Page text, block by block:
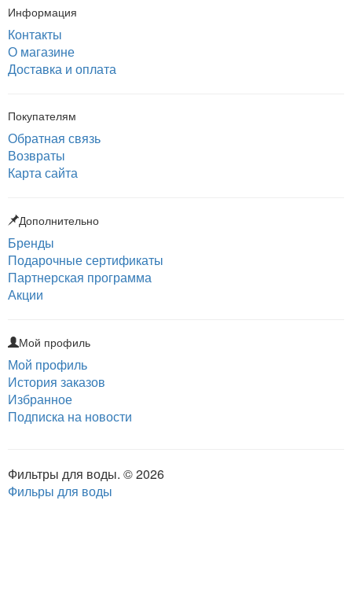
Информация
Контакты
О магазине
Доставка и оплата
Покупателям
Обратная связь
Возвраты
Карта сайта
Дополнительно
Бренды
Подарочные сертификаты
Партнерская программа
Акции
Мой профиль
Мой профиль
История заказов
Избранное
Подписка на новости
Фильтры для воды. © 2026
Фильры для воды